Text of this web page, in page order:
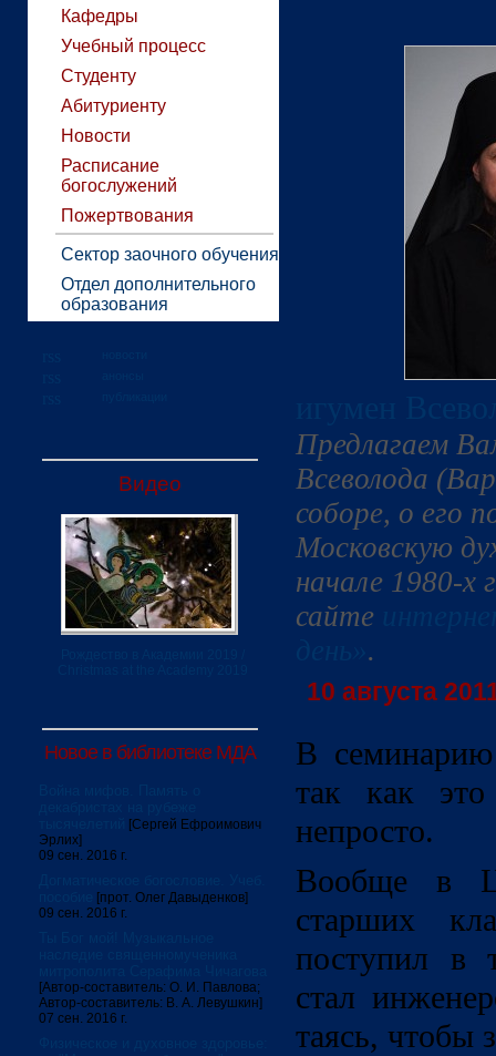
Кафедры
Учебный процесс
Студенту
Абитуриенту
Новости
Расписание
богослужений
Пожертвования
Сектор заочного обучения
Отдел дополнительного
образования
Видео
Новое в библиотеке МДА
[Сергей Ефроимович
Эрлих]
09 сен. 2016 г.
[прот. Олег Давыденков]
09 сен. 2016 г.
[Автор-составитель: О. И. Павлова;
Автор-составитель: В. А. Левушкин]
07 сен. 2016 г.
Предлагаем
Всеволода
соборе, о его
Московскую
начале 1980-х
сайте
.
10 августа
В
так как
непросто.
Вообще в
старших
поступил в
стал
таясь, чтобы